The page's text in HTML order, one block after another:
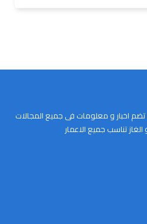
اخبار و معلومات فى جميع المجالات
الغاز تناسب جميع الاعمار